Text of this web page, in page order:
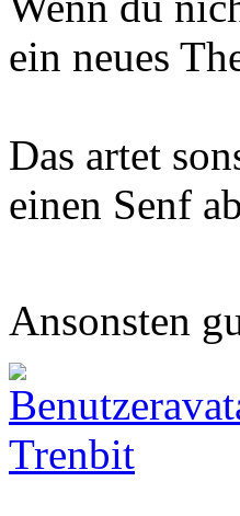
ein neues
Das artet
einen Senf
Ansonsten
Trenbit